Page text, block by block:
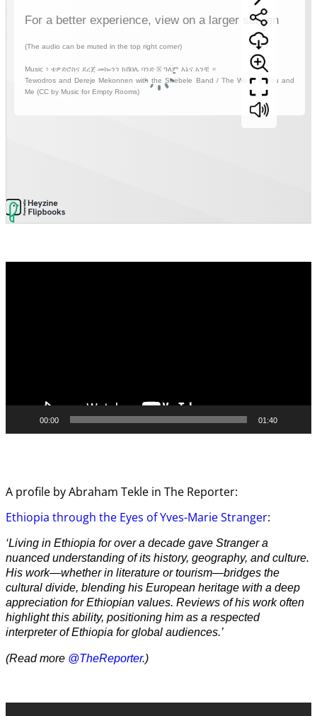
00:00 01:40
A profile by Abraham Tekle in The Reporter:
Ethiopia through the Eyes of Yves-Marie Stranger:
‘Living in Ethiopia for over a decade gave Stranger a
nuanced understanding of its history, geography, and culture.
His work—whether in literature or tourism—bridges the
cultural divide, blending his European heritage with a deep
appreciation for Ethiopian values. Reviews of his work often
highlight this ability, positioning him as a respected
interpreter of Ethiopia for global audiences.’
(Read more @TheReporter.)